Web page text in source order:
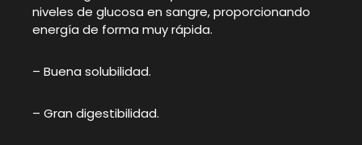
niveles de glucosa en sangre, proporcionando
energía de forma muy rápida.
– Buena solubilidad.
– Gran digestibilidad.